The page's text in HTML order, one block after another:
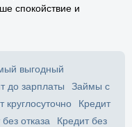
спокойствие и
выгодный
до зарплаты
Займы с
круглосуточно
Кредит
отказа
Кредит без